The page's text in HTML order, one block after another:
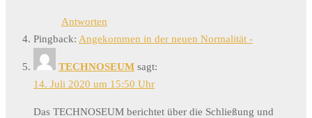
Antworten
Pingback: Angekommen in der neuen Normalität -
TECHNOSEUM sagt:
14. Juli 2020 um 15:50 Uhr
Das TECHNOSEUM berichtet über die Schließung und